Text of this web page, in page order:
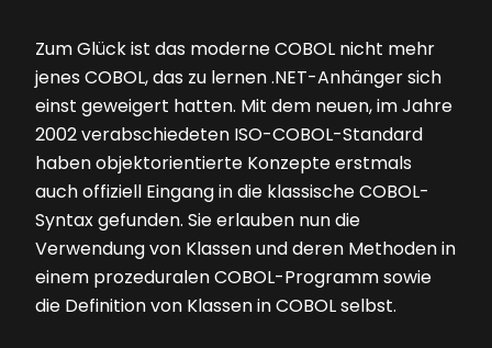
Zum Glück ist das moderne COBOL nicht mehr
jenes COBOL, das zu lernen .NET-Anhänger sich
einst geweigert hatten. Mit dem neuen, im Jahre
2002 verabschiedeten ISO-COBOL-Standard
haben objektorientierte Konzepte erstmals
auch offiziell Eingang in die klassische COBOL-
Syntax gefunden. Sie erlauben nun die
Verwendung von Klassen und deren Methoden in
einem prozeduralen COBOL-Programm sowie
die Definition von Klassen in COBOL selbst.